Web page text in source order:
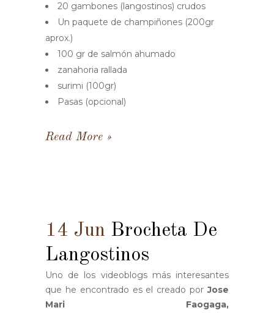
20 gambones (langostinos) crudos
Un paquete de champiñones (200gr
aprox.)
100 gr de salmón ahumado
zanahoria rallada
surimi (100gr)
Pasas (opcional)
Read More
14 Jun Brocheta De
Langostinos
Uno de los videoblogs más interesantes
que he encontrado es el creado porJose
Mari Faogaga,